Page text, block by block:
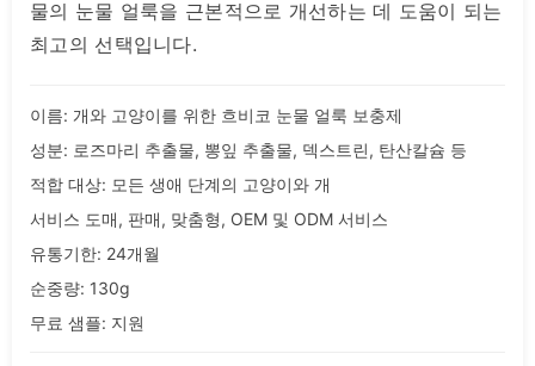
물의 눈물 얼룩을 근본적으로 개선하는 데 도움이 되는
최고의 선택입니다.
이름: 개와 고양이를 위한 흐비코 눈물 얼룩 보충제
성분: 로즈마리 추출물, 뽕잎 추출물, 덱스트린, 탄산칼슘 등
적합 대상: 모든 생애 단계의 고양이와 개
서비스 도매, 판매, 맞춤형, OEM 및 ODM 서비스
유통기한: 24개월
순중량: 130g
무료 샘플: 지원